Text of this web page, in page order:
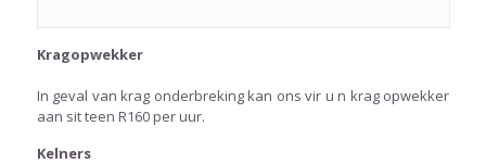
Kragopwekker
In geval van krag onderbreking kan ons vir u n krag opwekker
aan sit teen R160 per uur.
Kelners